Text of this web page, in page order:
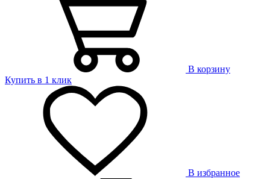
В корзину
Купить в 1 клик
В избранное